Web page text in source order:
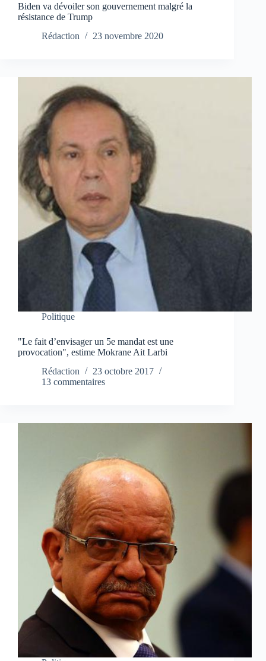
Biden va dévoiler son gouvernement malgré la
résistance de Trump
Rédaction
23 novembre 2020
Politique
"Le fait d’envisager un 5e mandat est une
provocation", estime Mokrane Ait Larbi
Rédaction
23 octobre 2017
13 commentaires